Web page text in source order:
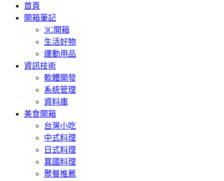
首頁
開箱筆記
3C開箱
生活好物
運動用品
資訊技術
軟體開發
系統管理
資料庫
美食開箱
台灣小吃
中式料理
日式料理
異國料理
聚餐推薦